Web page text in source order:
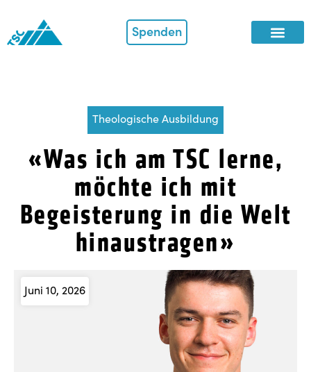
Spenden
Theologische Ausbildung
«Was ich am TSC lerne,
möchte ich mit
Begeisterung in die Welt
hinaustragen»
Juni 10, 2026